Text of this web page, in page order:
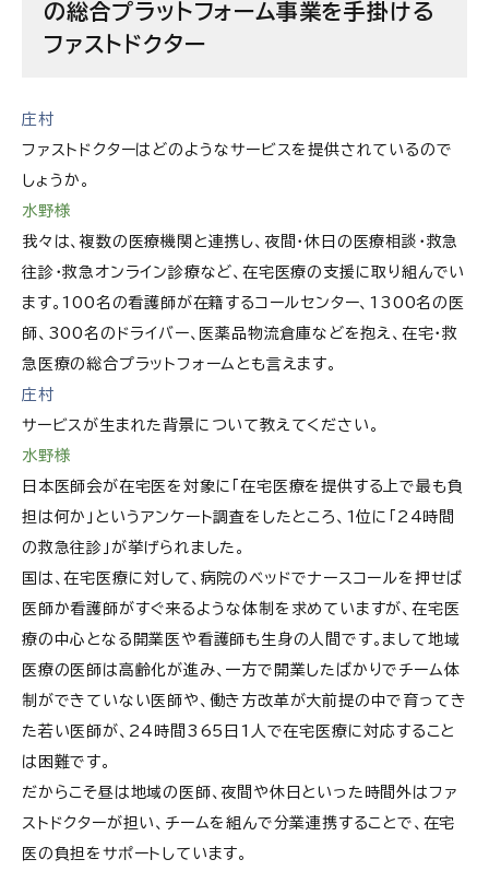
の総合プラットフォーム事業を手掛ける
ファストドクター
庄村
ファストドクターはどのようなサービスを提供されているので
しょうか。
水野様
我々は、複数の医療機関と連携し、夜間・休日の医療相談・救急
往診・救急オンライン診療など、在宅医療の支援に取り組んでい
ます。100名の看護師が在籍するコールセンター、1300名の医
師、300名のドライバー、医薬品物流倉庫などを抱え、在宅・救
急医療の総合プラットフォームとも言えます。
庄村
サービスが生まれた背景について教えてください。
水野様
日本医師会が在宅医を対象に「在宅医療を提供する上で最も負
担は何か」というアンケート調査をしたところ、1位に「24時間
の救急往診」が挙げられました。
国は、在宅医療に対して、病院のベッドでナースコールを押せば
医師か看護師がすぐ来るような体制を求めていますが、在宅医
療の中心となる開業医や看護師も生身の人間です。まして地域
医療の医師は高齢化が進み、一方で開業したばかりでチーム体
制ができていない医師や、働き方改革が大前提の中で育ってき
た若い医師が、24時間365日1人で在宅医療に対応すること
は困難です。
だからこそ昼は地域の医師、夜間や休日といった時間外はファ
ストドクターが担い、チームを組んで分業連携することで、在宅
医の負担をサポートしています。